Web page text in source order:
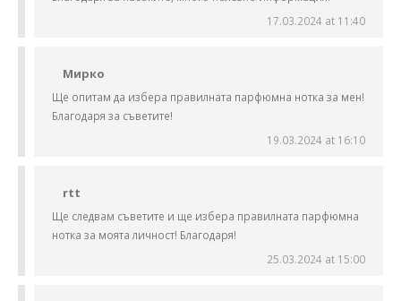
17.03.2024 at 11:40
Мирко
Ще опитам да избера правилната парфюмна нотка за мен!
Благодаря за съветите!
19.03.2024 at 16:10
rtt
Ще следвам съветите и ще избера правилната парфюмна
нотка за моята личност! Благодаря!
25.03.2024 at 15:00